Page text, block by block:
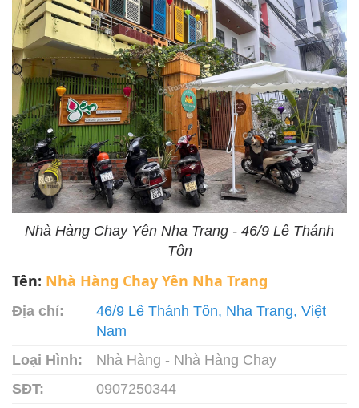
Nhà Hàng Chay Yên Nha Trang - 46/9 Lê Thánh
Tôn
Tên: Nhà Hàng Chay Yên Nha Trang
Địa chỉ:
46/9 Lê Thánh Tôn, Nha Trang, Việt
Nam
Loại Hình:
Nhà Hàng - Nhà Hàng Chay
SĐT:
0907250344